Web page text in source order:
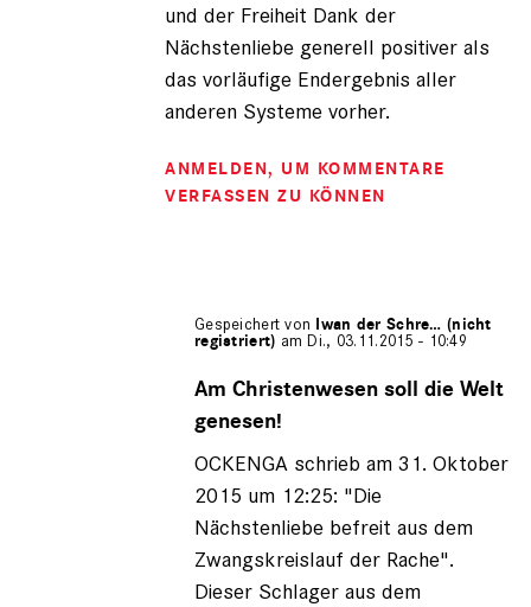
und der Freiheit Dank der
Nächstenliebe generell positiver als
das vorläufige Endergebnis aller
anderen Systeme vorher.
ANMELDEN, UM KOMMENTARE
VERFASSEN ZU KÖNNEN
Gespeichert von Iwan der Schre… (nicht
registriert) am Di., 03.11.2015 - 10:49
auf
OCKENGA
(nicht
Am Christenwesen soll die Welt
genesen!
OCKENGA schrieb am 31. Oktober
2015 um 12:25: "Die
Nächstenliebe befreit aus dem
Zwangskreislauf der Rache".
Dieser Schlager aus dem